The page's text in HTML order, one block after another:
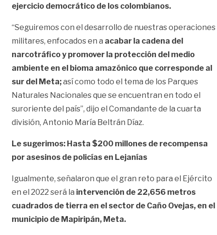
ejercicio democrático de los colombianos.
“Seguiremos con el desarrollo de nuestras operaciones
militares, enfocados en a acabar la cadena del
narcotráfico y promover la protección del medio
ambiente en el bioma amazónico que corresponde al
sur del Meta;así como todo el tema de los Parques
Naturales Nacionales que se encuentran en todo el
suroriente del país”, dijo el Comandante de la cuarta
división, Antonio María Beltrán Díaz.
Le sugerimos: Hasta $200 millones de recompensa
por asesinos de policías en Lejanías
Igualmente, señalaron que el gran reto para el Ejército
en el 2022 será la intervención de 22,656 metros
cuadrados de tierra en el sector de Caño Ovejas, en el
municipio de Mapiripán, Meta.